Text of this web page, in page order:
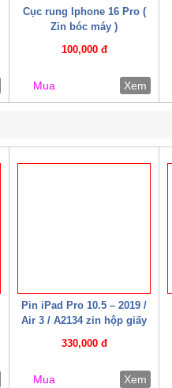
Cục rung Iphone 16 Pro (
Zin bóc máy )
100,000 đ
Mua Xem
Pin iPad Pro 10.5 – 2019 /
Air 3 / A2134 zin hộp giấy
330,000 đ
Mua Xem